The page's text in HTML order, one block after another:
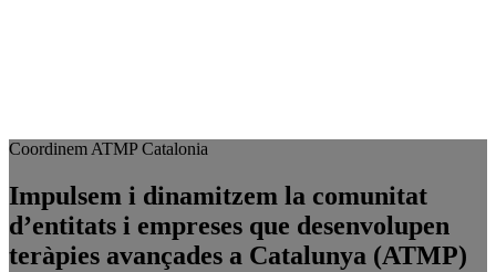
Coordinem ATMP Catalonia
Impulsem i dinamitzem la comunitat
d’entitats i empreses que desenvolupen
teràpies avançades a Catalunya (ATMP)